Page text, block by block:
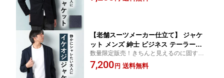
【老舗スーツメーカー仕立て】 ジャケ
ット メンズ 紳士 ビジネス テーラード
ジャケット ビジカジ 仕事 カジュアル
ジャケパン ストレッチ 羽織り 軽量 秋
数量限定販売！きちんと見えるのに固すぎ
ない、大人のジャケット
7,200円 送料無料